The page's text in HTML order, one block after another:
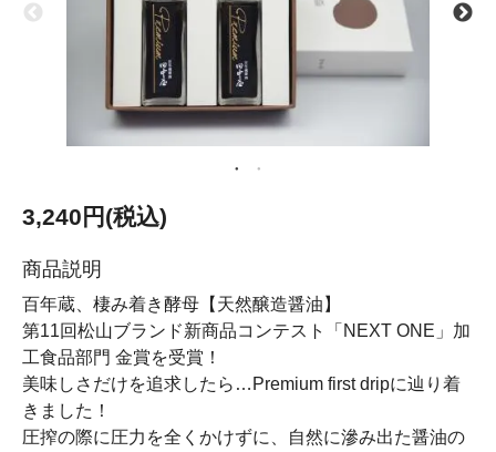
3,240円(税込)
商品説明
百年蔵、棲み着き酵母【天然醸造醤油】
第11回松山ブランド新商品コンテスト「NEXT ONE」加
工食品部門 金賞を受賞！
美味しさだけを追求したら…Premium first dripに辿り着
きました！
圧搾の際に圧力を全くかけずに、自然に滲み出た醤油の